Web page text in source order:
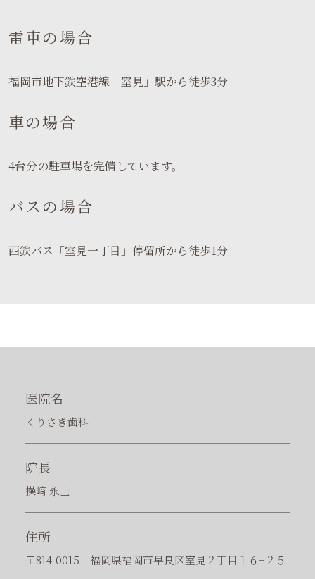
電車の場合
福岡市地下鉄空港線「室見」駅から徒歩3分
車の場合
4台分の駐車場を完備しています。
バスの場合
西鉄バス「室見一丁目」停留所から徒歩1分
医院名
くりさき歯科
院長
操﨑 永士
住所
〒814-0015 福岡県福岡市早良区室見２丁目１６−２５